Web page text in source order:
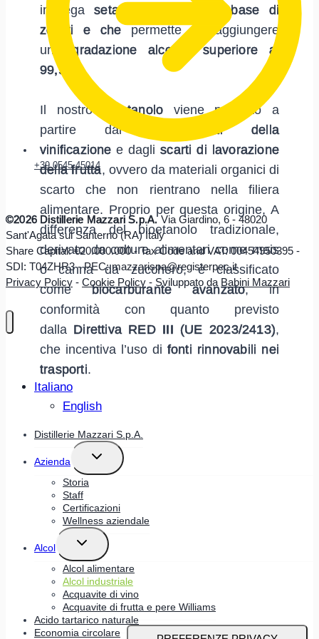
impiegasetacci molecolari a base di
zeoliti e chepermette di raggiungere
una gradazione alcolica superiore al
99,9%
Il nostro bioetanolo viene prodotto a
partire dai
sottoprodotti della
vinificazione e dagliscarti di lavorazione
della frutta, ovvero da materiali organici di
scarto che non rientrano nella filiera
alimentare. Proprio per questa origine, A
differenza del bioetanolo tradizionale,
derivato da colture alimentari come mais
o canna da zucchero, è classificato
comebiocarburante avanzato, in
conformità con quanto previsto
dalla Direttiva RED III (UE 2023/2413),
che incentiva l’uso di fonti rinnovabili nei
trasporti.
+39 0545 45014
©2026 Distillerie Mazzari S.p.A. Via Giardino, 6 - 48020
Sant'Agata sul Santerno (RA) Italy
Share Capital: €20.000.000 - Tax Code and VAT: 00454950395 -
SDI: T04ZHR3 - PEC: mazzarispa@registerpec.it
Privacy Policy - Cookie Policy - Sviluppato da Babini Mazzari
Italiano
English
Distillerie Mazzari S.p.A.
Azienda
ALTERNA
MENU
FIGLIO
Storia
Staff
Certificazioni
Wellness aziendale
Alcol
ALTERNA
MENU
FIGLIO
Alcol alimentare
Alcol industriale
Acquavite di vino
Acquavite di frutta e pere Williams
Acido tartarico naturale
Economia circolare